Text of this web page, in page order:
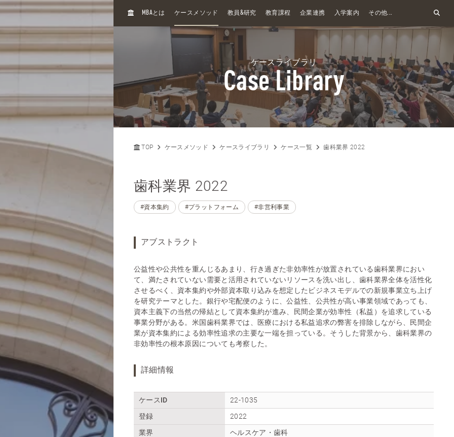
H
MBAとは ケースメソッド 教員&研究 教育課程 企業連携 入学案内 その他...
ケースライブラリ
Case Library
TOP ケースメソッド ケースライブラリ ケース一覧 歯科業界 2022
歯科業界 2022
#資本集約 #プラットフォーム #非営利事業
アブストラクト
公益性や公共性を重んじるあまり、行き過ぎた非効率性が放置されている歯科業界におい
て、満たされていない需要と活用されていないリソースを洗い出し、歯科業界全体を活性化
させるべく、資本集約や外部資本取り込みを想定したビジネスモデルでの新規事業立ち上げ
を研究テーマとした。銀行や宅配便のように、公益性、公共性が高い事業領域であっても、
資本主義下の当然の帰結として資本集約が進み、民間企業が効率性（私益）を追求している
事業分野がある。米国歯科業界では、医療における私益追求の弊害を排除しながら、民間企
業が資本集約による効率性追求の主要な一端を担っている。そうした背景から、歯科業界の
非効率性の根本原因についても考察した。
詳細情報
ケースID
22-1035
登録
2022
業界
ヘルスケア・歯科